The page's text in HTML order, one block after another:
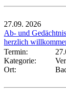
27.09. 2026
Ab- und
herzlich
Termin:
Kategorie:
Ort: